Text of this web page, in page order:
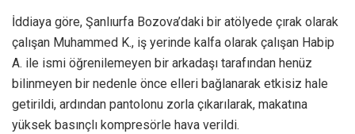
İddiaya göre, Şanlıurfa Bozova’daki bir atölyede çırak olarak
çalışan Muhammed K., iş yerinde kalfa olarak çalışan Habip
A. ile ismi öğrenilemeyen bir arkadaşı tarafından henüz
bilinmeyen bir nedenle önce elleri bağlanarak etkisiz hale
getirildi, ardından pantolonu zorla çıkarılarak, makatına
yüksek basınçlı kompresörle hava verildi.